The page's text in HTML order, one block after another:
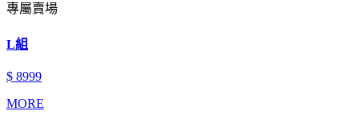
專屬賣場
L組
$ 8999
MORE